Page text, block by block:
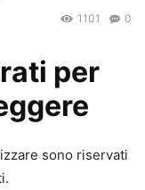
0
1101
per
sono riservati